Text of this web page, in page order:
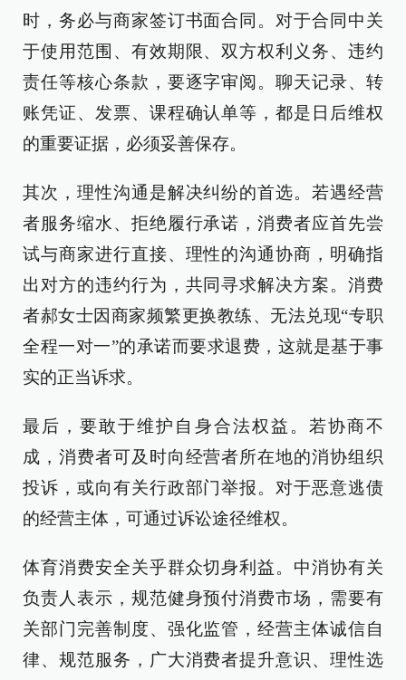
时，务必与商家签订书面合同。对于合同中关
于使用范围、有效期限、双方权利义务、违约
责任等核心条款，要逐字审阅。聊天记录、转
账凭证、发票、课程确认单等，都是日后维权
的重要证据，必须妥善保存。
其次，理性沟通是解决纠纷的首选。若遇经营
者服务缩水、拒绝履行承诺，消费者应首先尝
试与商家进行直接、理性的沟通协商，明确指
出对方的违约行为，共同寻求解决方案。消费
者郝女士因商家频繁更换教练、无法兑现“专职
全程一对一”的承诺而要求退费，这就是基于事
实的正当诉求。
最后，要敢于维护自身合法权益。若协商不
成，消费者可及时向经营者所在地的消协组织
投诉，或向有关行政部门举报。对于恶意逃债
的经营主体，可通过诉讼途径维权。
体育消费安全关乎群众切身利益。中消协有关
负责人表示，规范健身预付消费市场，需要有
关部门完善制度、强化监管，经营主体诚信自
律、规范服务，广大消费者提升意识、理性选